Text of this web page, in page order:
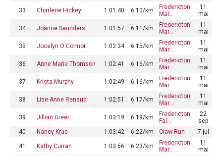
33 Charlene Hickey 1:01:40 6:10/km
Fredericton
Mar…
11
mai
34 Joanne Saunders 1:01:57 6:11/km
Fredericton
Mar…
11
mai
35 Jocelyn O'Connor 1:02:34 6:15/km
Fredericton
Mar…
11
mai
36 Anne Marie Thomson 1:02:41 6:16/km
Fredericton
Mar…
11
mai
37 Krista Murphy 1:02:49 6:16/km
Fredericton
Mar…
11
mai
38 Lise-Anne Renaud 1:02:51 6:17/km
Fredericton
Mar…
11
mai
39 Jillian Greer 1:03:19 6:19/km
Fredericton
Fal…
22
sep
40
Nancy Krac 1:03:42 6:22/km Claw Run 7 jul
41 Kathy Curran 1:03:56 6:23/km
Fredericton
Mar…
11
mai